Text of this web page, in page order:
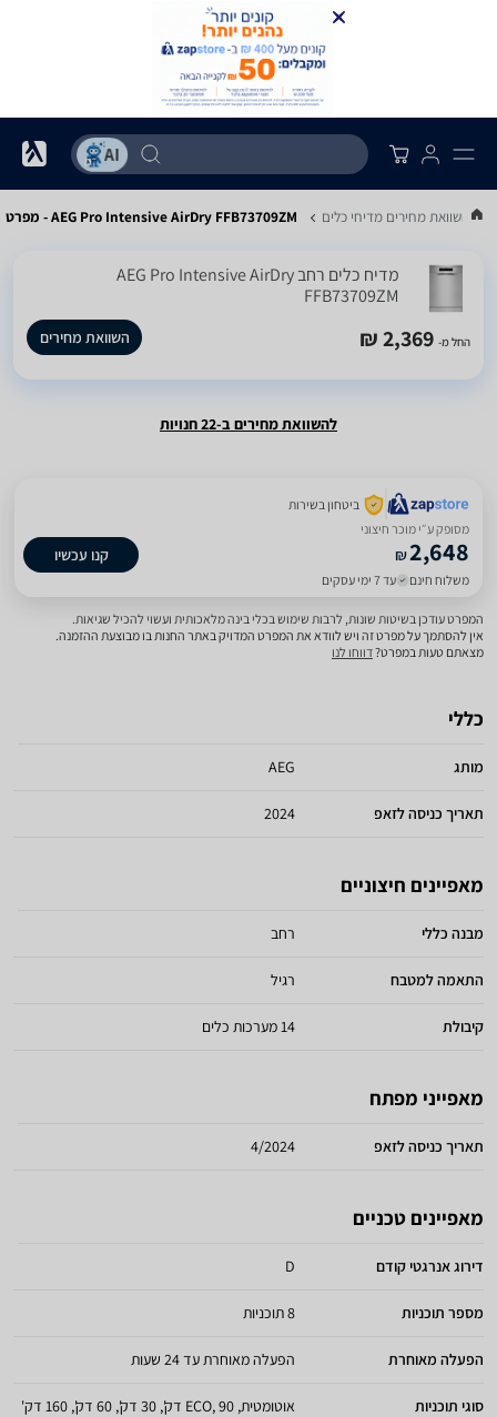
השוואת מחירים מדיחי כלים AEG Pro Intensive AirDry FFB73709ZM - מפרט
מדיח כלים ‏רחב AEG Pro Intensive AirDry
FFB73709ZM
החל מ- 2,369 ₪ השוואת מחירים
להשוואת מחירים ב-22 חנויות
ביטחון בשירות
מסופק ע״י מוכר חיצוני
₪2,648
משלוח חינם עד 7 ימי עסקים
קנו עכשיו
המפרט עודכן בשיטות שונות, לרבות שימוש בכלי בינה מלאכותית ועשוי להכיל שגיאות.
אין להסתמך על מפרט זה ויש לוודא את המפרט המדויק באתר החנות בו מבוצעת ההזמנה.
מצאתם טעות במפרט?דווחו לנו
כללי
מותג AEG
תאריך כניסה לזאפ 2024
מאפיינים חיצוניים
מבנה כללי רחב
התאמה למטבח רגיל
קיבולת 14 מערכות כלים
מאפייני מפתח
תאריך כניסה לזאפ 4/2024
מאפיינים טכניים
דירוג אנרגטי קודם D
מספר תוכניות 8 תוכניות
הפעלה מאוחרת הפעלה מאוחרת עד 24 שעות
סוגי תוכניות אוטומטית, ECO, 90 דק', 30 דק', 60 דק', 160 דק'